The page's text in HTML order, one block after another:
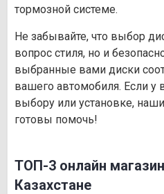
тормозной системе.
Не забывайте, что выбор
вопрос стиля, но и
выбранные вами диски
вашего автомобиля. Если у
выбору или установке,
готовы помочь!
ТОП-3 онлайн
Казахстане